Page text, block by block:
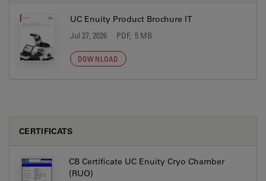
UC Enuity Product Brochure IT
Jul 27, 2026 PDF, 5 MB
DOWNLOAD
CERTIFICATS
CB Certificate UC Enuity Cryo Chamber
(RUO)